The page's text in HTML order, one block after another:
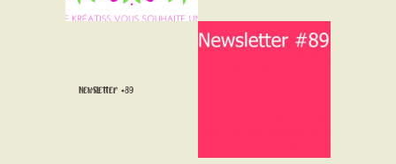
Newsletter #89